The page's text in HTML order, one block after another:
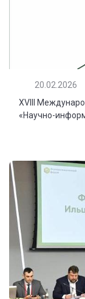
20.02.2026
XVIII
«Научно-